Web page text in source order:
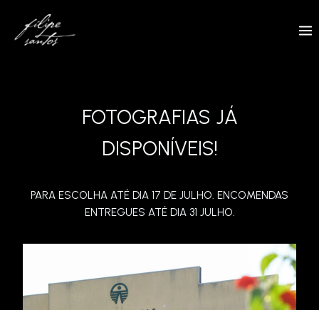
content
FOTOGRAFIAS JÁ
DISPONÍVEIS!
PARA ESCOLHA ATÉ DIA 17 DE JULHO. ENCOMENDAS
ENTREGUES ATÉ DIA 31 JULHO.